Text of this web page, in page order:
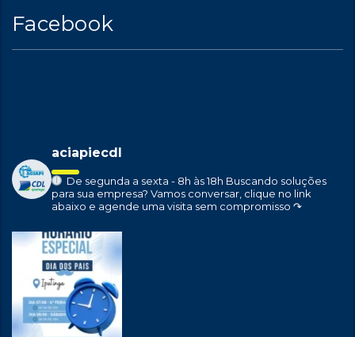
Facebook
aciapiecdl
De segunda a sexta - 8h às 18h Buscando soluções
para sua empresa? Vamos conversar, clique no link
abaixo e agende uma visita sem compromisso ↷